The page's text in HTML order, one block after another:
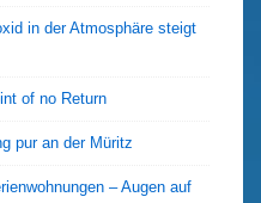
in der Atmosphäre steigt
of no Return
pur an der Müritz
– Augen auf